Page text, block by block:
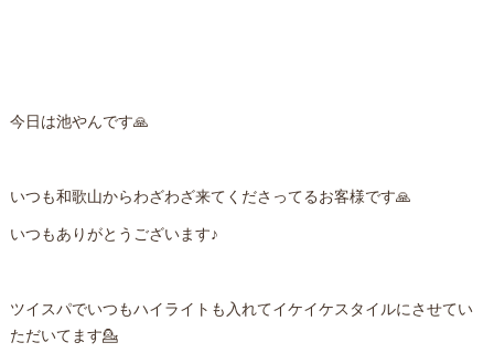
今日は池やんです🙏
いつも和歌山からわざわざ来てくださってるお客様です🙏
いつもありがとうございます♪
ツイスパでいつもハイライトも入れてイケイケスタイルにさせてい
ただいてます💁